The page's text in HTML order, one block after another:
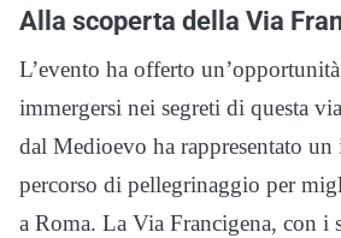
Alla scoperta della Via
L’evento ha offerto
immergersi nei segreti di questa
dal Medioevo ha rappresentato un
percorso di pellegrinaggio per
a Roma. La Via Francigena, con i